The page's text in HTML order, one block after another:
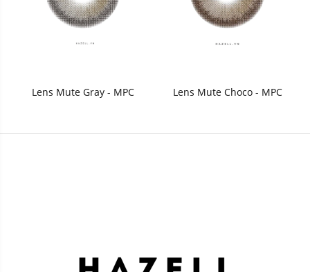
Lens Mute Gray - MPC Lens Mute Choco - MPC